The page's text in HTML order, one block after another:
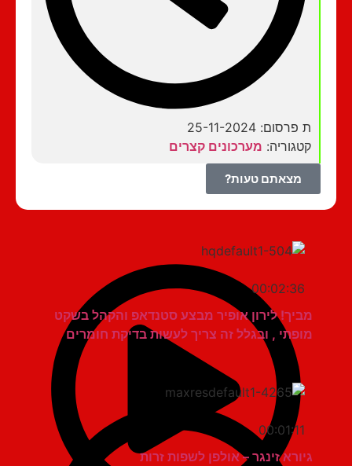
ת פרסום: 25-11-2024
קטגוריה:מערכונים קצרים
מצאתם טעות?
00:02:36
מביך! לירון אופיר מבצע סטנדאפ והקהל בשקט
מופתי , ובגלל זה צריך לעשות בדיקת חומרים
00:01:11
גיורא זינגר – אולפן לשפות זרות